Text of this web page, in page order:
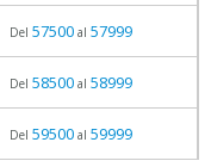
Del 57500al 57999
Del 58500al 58999
Del 59500al 59999